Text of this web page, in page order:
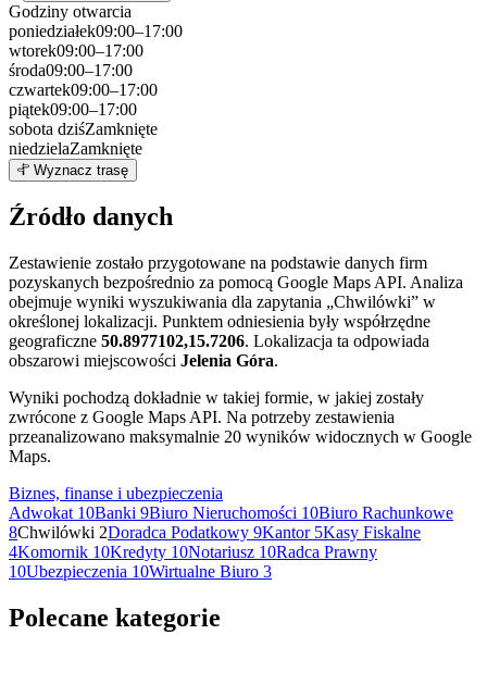
Godziny otwarcia
poniedziałek09:00–17:00
wtorek09:00–17:00
środa09:00–17:00
czwartek09:00–17:00
piątek09:00–17:00
sobota dziśZamknięte
niedzielaZamknięte
+
−
Wyznacz trasę
Źródło danych
Zestawienie zostało przygotowane na podstawie danych firm
pozyskanych bezpośrednio za pomocą Google Maps API. Analiza
obejmuje wyniki wyszukiwania dla zapytania „Chwilówki” w
określonej lokalizacji. Punktem odniesienia były współrzędne
geograficzne 50.8977102,15.7206. Lokalizacja ta odpowiada
obszarowi miejscowości Jelenia Góra.
Wyniki pochodzą dokładnie w takiej formie, w jakiej zostały
zwrócone z Google Maps API. Na potrzeby zestawienia
przeanalizowano maksymalnie 20 wyników widocznych w Google
Maps.
Biznes, finanse i ubezpieczenia
Adwokat 10Banki 9Biuro Nieruchomości 10Biuro Rachunkowe
8Chwilówki 2Doradca Podatkowy 9Kantor 5Kasy Fiskalne
4Komornik 10Kredyty 10Notariusz 10Radca Prawny
10Ubezpieczenia 10Wirtualne Biuro 3
Polecane kategorie